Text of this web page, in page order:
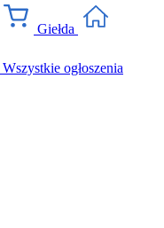
Giełda
Wszystkie ogłoszenia